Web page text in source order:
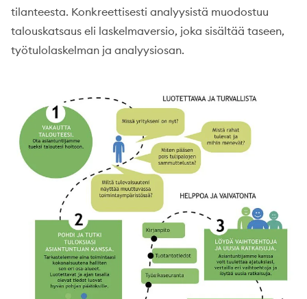
tilanteesta. Konkreettisesti analyysistä muodostuu
talouskatsaus eli laskelmaversio, joka sisältää taseen,
työtulolaskelman ja analyysiosan.